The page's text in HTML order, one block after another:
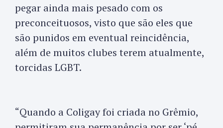
pegar ainda mais pesado com os
preconceituosos, visto que são eles que
são punidos em eventual reincidência,
além de muitos clubes terem atualmente,
torcidas LGBT.
“Quando a Coligay foi criada no Grêmio,